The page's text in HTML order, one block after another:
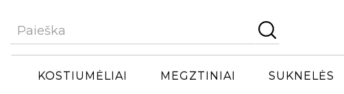
KOSTIUMĖLIAI MEGZTINIAI SUKNELĖS